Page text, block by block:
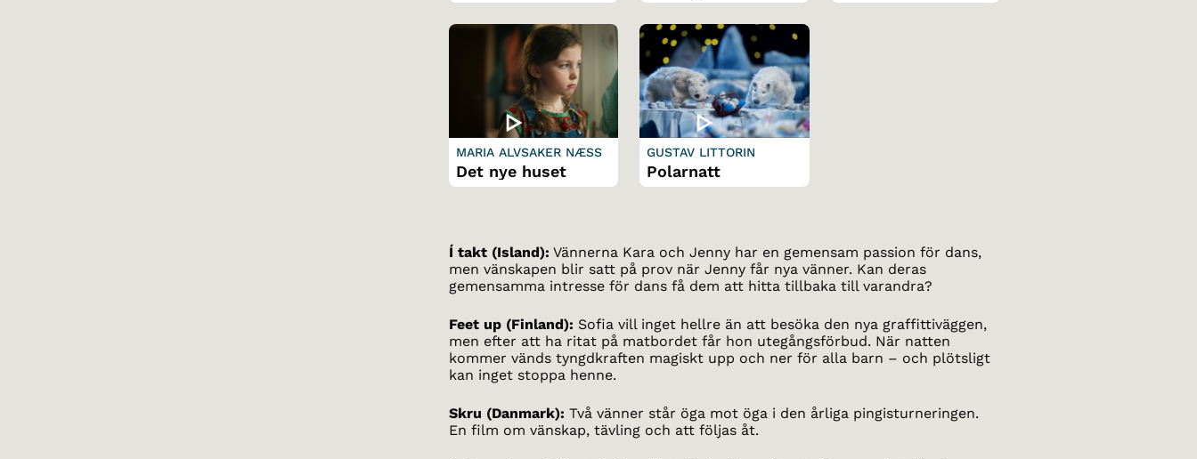
MARIA ALVSAKER NÆSS
Det nye huset
GUSTAV LITTORIN
Polarnatt
Í takt (Island): Vännerna Kara och Jenny har en gemensam passion för dans,
men vänskapen blir satt på prov när Jenny får nya vänner. Kan deras
gemensamma intresse för dans få dem att hitta tillbaka till varandra?
Feet up (Finland): Sofia vill inget hellre än att besöka den nya graffittiväggen,
men efter att ha ritat på matbordet får hon utegångsförbud. När natten
kommer vänds tyngdkraften magiskt upp och ner för alla barn – och plötsligt
kan inget stoppa henne.
Skru (Danmark): Två vänner står öga mot öga i den årliga pingisturneringen.
En film om vänskap, tävling och att följas åt.